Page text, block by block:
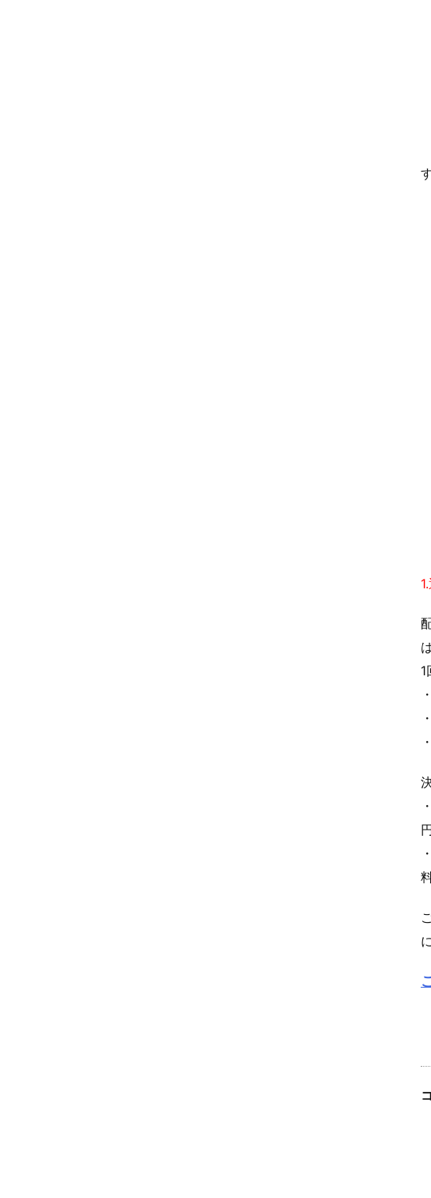
1
・
・
・
・
・